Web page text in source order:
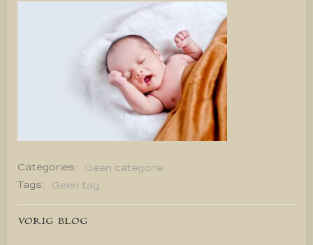
Categories:
Geen categorie
Tags:
Geen tag
Bericht
VORIG BLOG